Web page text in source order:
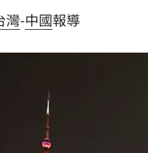
證據 墨西哥前州長被捕
球員「上場被雷劈死」
增160.97% 股價評析
灣-中國報導